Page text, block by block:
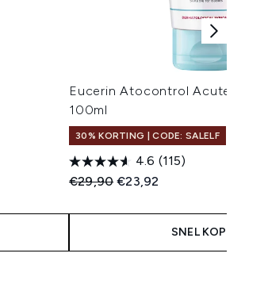
Eucerin Atocontrol Acute Care
100ml
30% KORTING | CODE: SALELF
4.6 (115)
Recommended Retail Price:
€29,90Huidige prijs:
€23,92
SNEL KOPEN